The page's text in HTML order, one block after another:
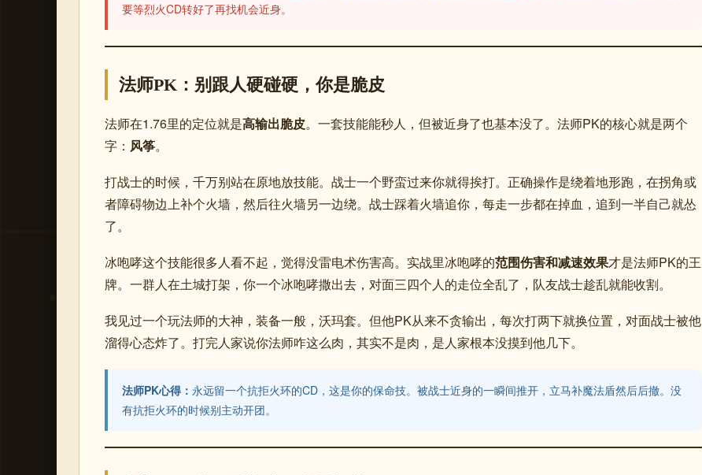
要等烈火CD转好了再找机会近身。
法师PK：别跟人硬碰硬，你是脆皮
法师在1.76里的定位就是高输出脆皮。一套技能能秒人，但被近身了也基本没了。法师PK的核心就是两个
字： 风筝。
打战士的时候，千万别站在原地放技能。战士一个野蛮过来你就得挨打。正确操作是绕着地形跑，在拐角或
者障碍物边上补个火墙，然后往火墙另一边绕。战士踩着火墙追你，每走一步都在掉血，追到一半自己就怂
了。
冰咆哮这个技能很多人看不起，觉得没雷电术伤害高。实战里冰咆哮的范围伤害和减速效果才是法师PK的王
牌。一群人在土城打架，你一个冰咆哮撒出去，对面三四个人的走位全乱了，队友战士趁乱就能收割。
我见过一个玩法师的大神，装备一般，沃玛套。但他PK从来不贪输出，每次打两下就换位置，对面战士被他
溜得心态炸了。打完人家说你法师咋这么肉，其实不是肉，是人家根本没摸到他几下。
法师PK心得： 永远留一个抗拒火环的CD，这是你的保命技。被战士近身的一瞬间推开，立马补魔法盾然后后撤。没
有抗拒火环的时候别主动开团。